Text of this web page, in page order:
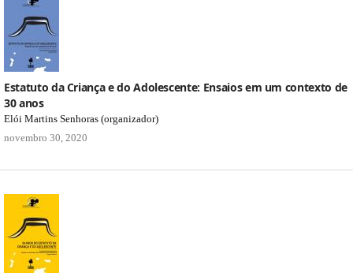
Estatuto da Criança e do Adolescente: Ensaios em um contexto de
30 anos
Elói Martins Senhoras (organizador)
novembro 30, 2020